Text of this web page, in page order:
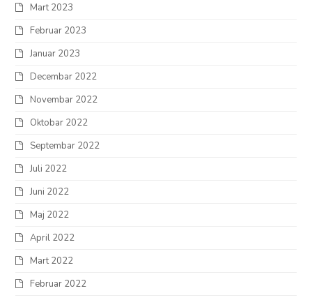
Mart 2023
Februar 2023
Januar 2023
Decembar 2022
Novembar 2022
Oktobar 2022
Septembar 2022
Juli 2022
Juni 2022
Maj 2022
April 2022
Mart 2022
Februar 2022